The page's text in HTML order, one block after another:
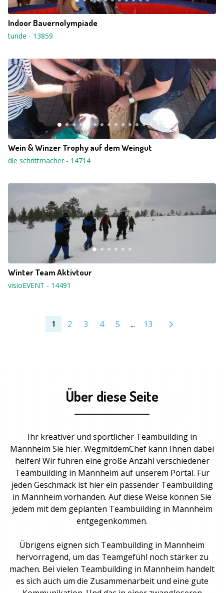
Indoor Bauernolympiade
turide - 13859
Wein & Winzer Trophy auf dem Weingut
die schrittmacher- 14714
Winter Team Aktivtour
visioEVENT - 14491
1 2 3 4 5 ... 13
Über diese Seite
Ihr kreativer und sportlicher Teambuilding in
Mannheim Sie hier. WegmitdemChef kann Ihnen dabei
helfen! Wir führen eine große Anzahl verschiedener
Teambuilding in Mannheim auf unserem Portal. Für
jeden Geschmack ist hier ein passender Teambuilding
in Mannheim vorhanden. Auf diese Weise können Sie
jedem mit dem geplanten Teambuilding in Mannheim
entgegenkommen.
Übrigens eignen sich Teambuilding in Mannheim
hervorragend, um das Teamgefühl noch stärker zu
machen. Bei vielen Teambuilding in Mannheim handelt
es sich auch um die Zusammenarbeit und eine gute